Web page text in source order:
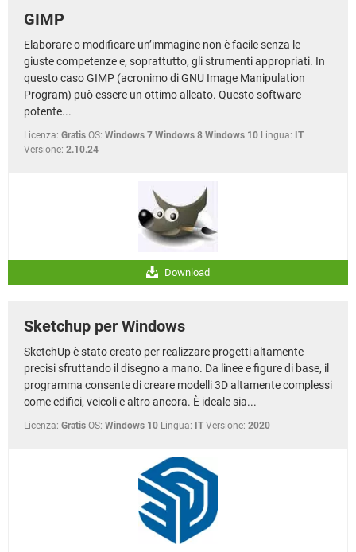
GIMP
Elaborare o modificare un’immagine non è facile senza le
giuste competenze e, soprattutto, gli strumenti appropriati. In
questo caso GIMP (acronimo di GNU Image Manipulation
Program) può essere un ottimo alleato. Questo software
potente...
Licenza: Gratis OS: Windows 7 Windows 8 Windows 10 Lingua: IT
Versione: 2.10.24
Download
Sketchup per Windows
SketchUp è stato creato per realizzare progetti altamente
precisi sfruttando il disegno a mano. Da linee e figure di base, il
programma consente di creare modelli 3D altamente complessi
come edifici, veicoli e altro ancora. È ideale sia...
Licenza: Gratis OS: Windows 10 Lingua: IT Versione: 2020